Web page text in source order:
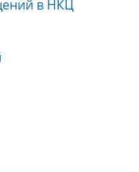
в НКЦ